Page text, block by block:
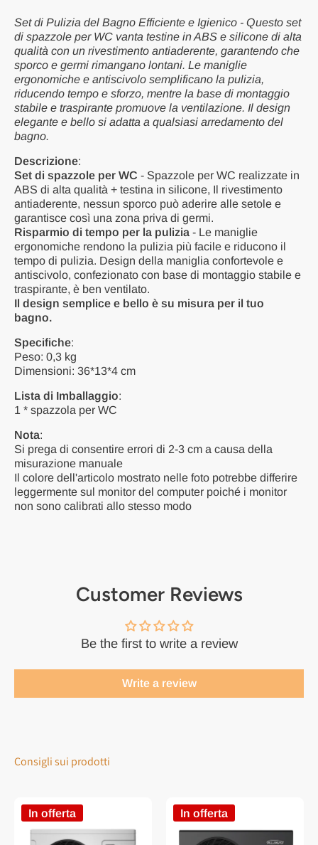
Bagno
Set di Pulizia del Bagno Efficiente e Igienico - Questo set
di spazzole per WC vanta testine in ABS e silicone di alta
qualità con un rivestimento antiaderente, garantendo che
sporco e germi rimangano lontani. Le maniglie
ergonomiche e antiscivolo semplificano la pulizia,
riducendo tempo e sforzo, mentre la base di montaggio
stabile e traspirante promuove la ventilazione. Il design
elegante e bello si adatta a qualsiasi arredamento del
bagno.
Descrizione:
Set di spazzole per WC - Spazzole per WC realizzate in
ABS di alta qualità + testina in silicone, Il rivestimento
antiaderente, nessun sporco può aderire alle setole e
garantisce così una zona priva di germi.
Risparmio di tempo per la pulizia - Le maniglie
ergonomiche rendono la pulizia più facile e riducono il
tempo di pulizia. Design della maniglia confortevole e
antiscivolo, confezionato con base di montaggio stabile e
traspirante, è ben ventilato.
Il design semplice e bello è su misura per il tuo
bagno.
Specifiche:
Peso: 0,3 kg
Dimensioni: 36*13*4 cm
Lista di Imballaggio:
1 * spazzola per WC
Nota:
Si prega di consentire errori di 2-3 cm a causa della
misurazione manuale
Il colore dell'articolo mostrato nelle foto potrebbe differire
leggermente sul monitor del computer poiché i monitor
non sono calibrati allo stesso modo
Customer Reviews
Be the first to write a review
Write a review
Consigli sui prodotti
In offerta In offerta